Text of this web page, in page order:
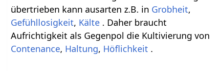
übertrieben kann ausarten z.B. in Grobheit,
Gefühllosigkeit, Kälte . Daher braucht
Aufrichtigkeit als Gegenpol die Kultivierung von
Contenance, Haltung, Höflichkeit .